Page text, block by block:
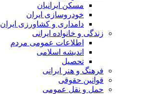
مسکن ایرانیان
خودروسازی ایران
دامداری و کشاورزی ایران
زندگی و خانواده ایرانی
اطلاعات عمومی مردم
اندیشه اسلامی
تحصیل
فرهنگ و هنر ایرانی
قوانین حقوقی
حمل و نقل عمومی